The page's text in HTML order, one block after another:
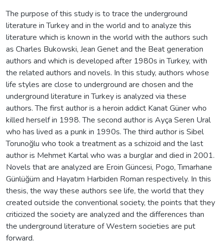
The purpose of this study is to trace the underground
literature in Turkey and in the world and to analyze this
literature which is known in the world with the authors such
as Charles Bukowski, Jean Genet and the Beat generation
authors and which is developed after 1980s in Turkey, with
the related authors and novels. In this study, authors whose
life styles are close to underground are chosen and the
underground literature in Turkey is analyzed via these
authors. The first author is a heroin addict Kanat Güner who
killed herself in 1998. The second author is Ayça Seren Ural
who has lived as a punk in 1990s. The third author is Sibel
Torunoğlu who took a treatment as a schizoid and the last
author is Mehmet Kartal who was a burglar and died in 2001.
Novels that are analyzed are Eroin Güncesi, Pogo, Tımarhane
Günlüğüm and Hayatım Harbiden Roman respectively. In this
thesis, the way these authors see life, the world that they
created outside the conventional society, the points that they
criticized the society are analyzed and the differences than
the underground literature of Western societies are put
forward.